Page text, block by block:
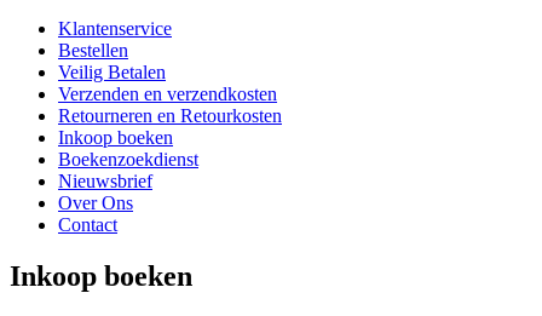
Klantenservice
Bestellen
Veilig Betalen
Verzenden en verzendkosten
Retourneren en Retourkosten
Inkoop boeken
Boekenzoekdienst
Nieuwsbrief
Over Ons
Contact
Inkoop boeken